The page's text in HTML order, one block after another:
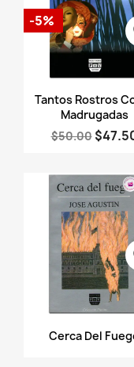
Vista
Tantos Rostros
Madrugadas
$50.00
-5%
Vista
Cerca Del